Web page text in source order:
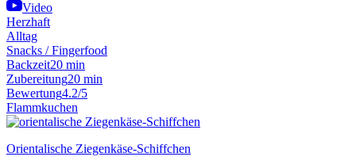
Video
Herzhaft
Alltag
Snacks / Fingerfood
Backzeit20 min
Zubereitung20 min
Bewertung4.2/5
Flammkuchen
Orientalische Ziegenkäse-Schiffchen